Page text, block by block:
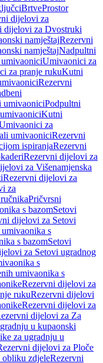
BrtveProstor
dijelovi za
dijelovi za Dvostruki
namještajRezervni
namještajNadpultni
Umivaonici za
za pranje rukuKutni
Rezervni
umivaoniciPodpultni
Kutni
za
umivaoniciRezervni
ispiranjaRezervni
Rezervni dijelovi za
za Višenamjenska
Rezervni dijelovi za
za
Pričvrsni
s bazomSetovi
dijelovi za Setovi
umivaonika s
s bazomSetovi
za Setovi ugradnog
s
umivaonika s
Rezervni dijelovi za
rukuRezervni dijelovi
Rezervni dijelovi za
dijelovi za Za
u kupaonski
za ugradnju u
dijelovi za Ploče
obliku zdjeleRezervni